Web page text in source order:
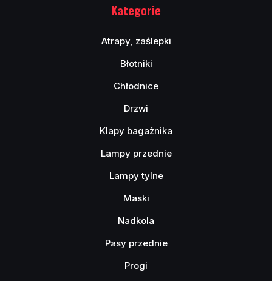
Kategorie
Atrapy, zaślepki
Błotniki
Chłodnice
Drzwi
Klapy bagażnika
Lampy przednie
Lampy tylne
Maski
Nadkola
Pasy przednie
Progi